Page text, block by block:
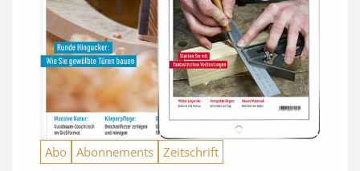
Abo Abonnements Zeitschrift